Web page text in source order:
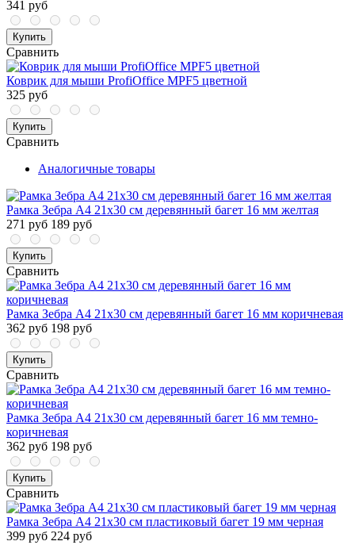
341 руб
Купить
Сравнить
Коврик для мыши ProfiOffice MPF5 цветной
325 руб
Купить
Сравнить
Аналогичные товары
Рамка Зебра А4 21х30 см деревянный багет 16 мм желтая
271 руб 189 руб
Купить
Сравнить
Рамка Зебра А4 21х30 см деревянный багет 16 мм коричневая
362 руб 198 руб
Купить
Сравнить
Рамка Зебра А4 21х30 см деревянный багет 16 мм темно-
коричневая
362 руб 198 руб
Купить
Сравнить
Рамка Зебра А4 21x30 см пластиковый багет 19 мм черная
399 руб 224 руб